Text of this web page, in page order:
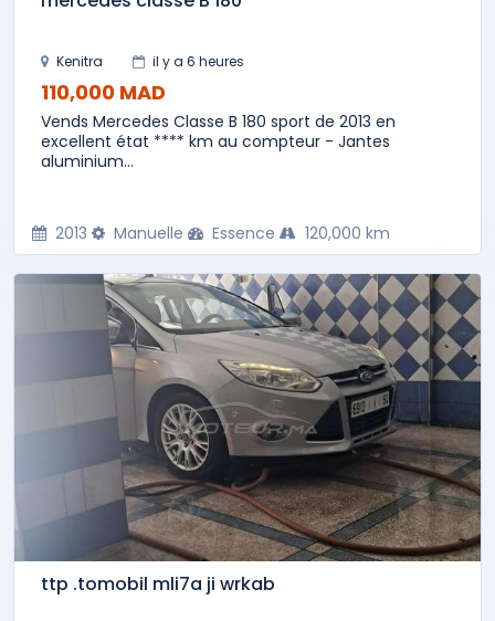
Kenitra il y a 6 heures
110,000 MAD
Vends Mercedes Classe B 180 sport de 2013 en
excellent état **** km au compteur - Jantes
aluminium...
2013 Manuelle Essence 120,000 km
ttp .tomobil mli7a ji wrkab